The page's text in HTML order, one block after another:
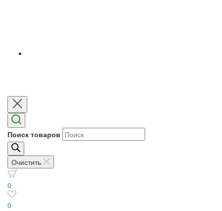
Поиск товаров
Очистить
0
0